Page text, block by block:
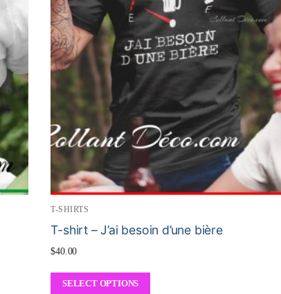
T-SHIRTS
T-shirt – J’ai besoin d’une bière
$40.00
SELECT OPTIONS